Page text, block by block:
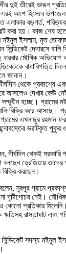
দুই তীরেই ভাঙন
অংশ হিসেবে
এলাকার বড়গর্ত,
করা হয়। কাজ শেষ
ইসলাম, মৃত
সিন্ডিকেট দেদারসে
বারবার মৌখিক
বাধাবিপত্তি
জানান।
থেকে প্রকাশ্যে
করে আসলেও দেখার কেউ
সম্মুখীন হচ্ছে। গ্রামের
বিক্রি করে আসছে।
এখলাছুর রহমান
ভরাটকৃত পুকুর
থেকই সরকারি
বলছেন ড্রেজিংয়ে
করছেন।
নুরপুর গ্রামে প্রকাশ্য
দৃষ্টিগোচর নেই।
প্রতিকার মিলেনি।
রাস্তাঘাট এবং
সিন্ডিকেট সদস্য মইনুল